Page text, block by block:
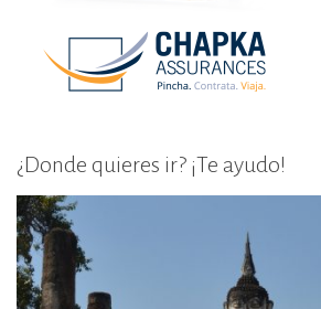
¿Donde quieres ir? ¡Te ayudo!